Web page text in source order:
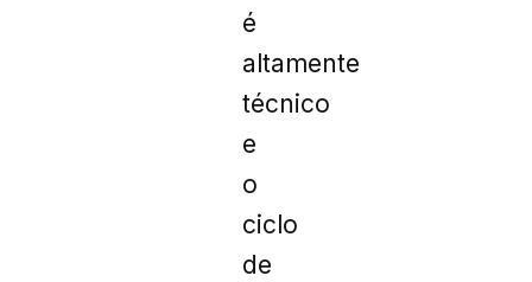
é
altamente
técnico
e
o
ciclo
de